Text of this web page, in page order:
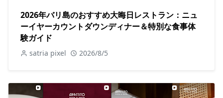
2026年バリ島のおすすめ大晦日レストラン：ニュ
ーイヤーカウントダウンディナー＆特別な食事体
験ガイド
satria pixel 2026/8/5